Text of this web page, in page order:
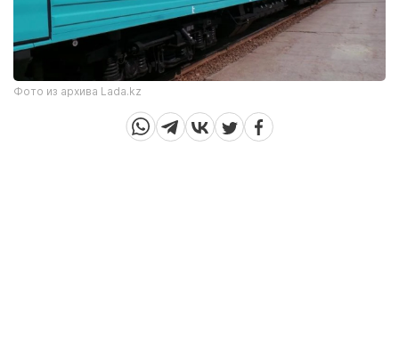
Фото из архива Lada.kz